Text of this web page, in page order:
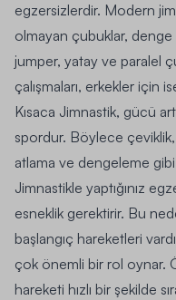
egzersizlerdir. Modern
olmayan çubuklar,
jumper, yatay ve paralel
çalışmaları, erkekler için
Kısaca Jimnastik, gücü
spordur. Böylece
atlama ve dengeleme gibi
Jimnastikle yaptığınız
esneklik gerektirir. Bu
başlangıç hareketleri
çok önemli bir rol oynar.
hareketi hızlı bir şekilde